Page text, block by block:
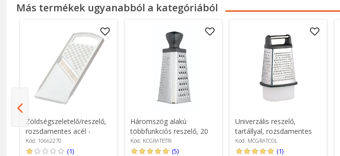
Más termékek ugyanabból a kategóriából
Zöldségszeletelő/reszelő,
rozsdamentes acél -
Westmark
Kód: 10662270
(1)
Háromszög alakú
többfunkciós reszelő, 20
cm, rozsdamentes acél -
Kitchen Craft
Kód: KCGRATETRI
(5)
Univerzális reszelő,
tartállyal, rozsdamentes
acél - MasterClass
Kód: MCGRATCOL
(1)